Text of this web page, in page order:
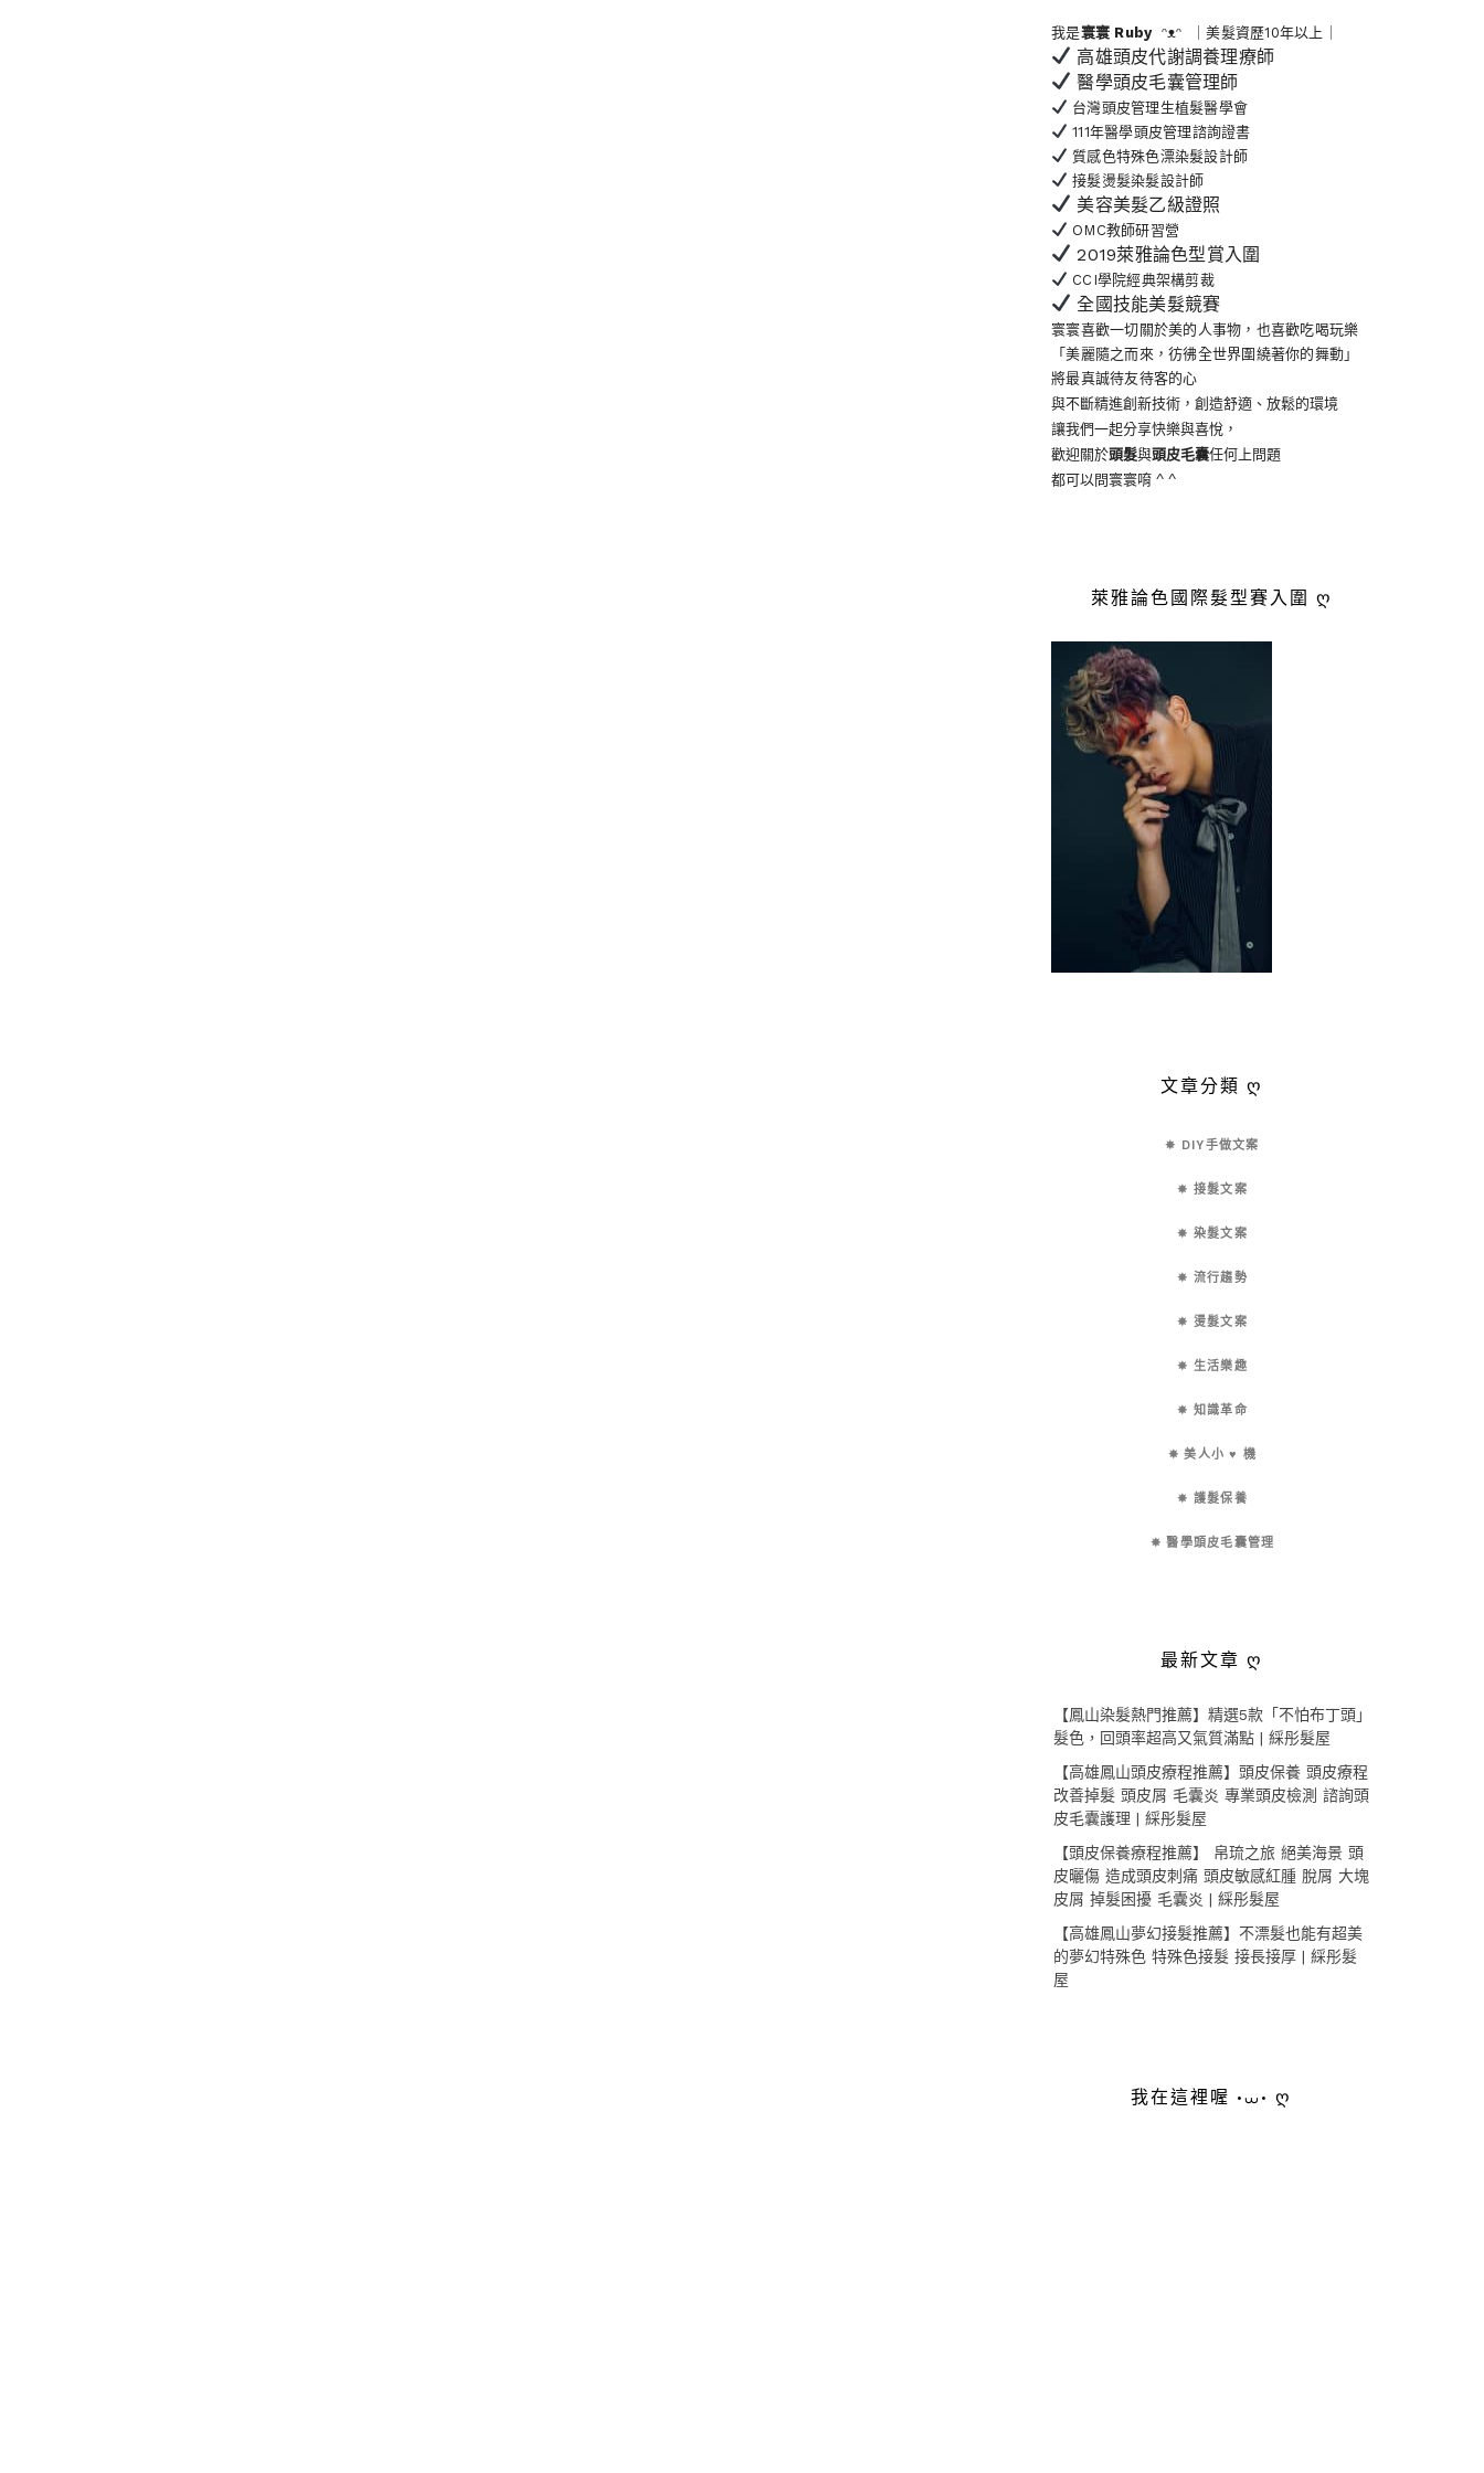
我是寰寰 Ruby ᵔᴥᵔ ｜美髮資歷10年以上｜
高雄頭皮代謝調養理療師
醫學頭皮毛囊管理師
台灣頭皮管理生植髮醫學會
111年醫學頭皮管理諮詢證書
質感色特殊色漂染髮設計師
接髮燙髮染髮設計師
美容美髮乙級證照
OMC教師研習營
2019萊雅論色型賞入圍
CCI學院經典架構剪裁
全國技能美髮競賽
寰寰喜歡一切關於美的人事物 ，也喜歡吃喝玩樂
「美麗隨之而來，彷彿全世界圍繞著你的舞動」
將最真誠待友待客的心
與不斷精進創新技術，創造舒適、放鬆的環境
讓我們一起分享快樂與喜悅，
歡迎關於頭髮與頭皮毛囊任何上問題
都可以問寰寰唷 ^ ^
萊雅論色國際髮型賽入圍 ღ
文章分類 ღ
✵ DIY手做文案
✵ 接髮文案
✵ 染髮文案
✵ 流行趨勢
✵ 燙髮文案
✵ 生活樂趣
✵ 知識革命
✵ 美人小 ♥ 機
✵ 護髮保養
✵ 醫學頭皮毛囊管理
最新文章 ღ
【鳳山染髮熱門推薦】精選5款「不怕布丁頭」
髮色，回頭率超高又氣質滿點 | 綵彤髮屋
【高雄鳳山頭皮療程推薦】頭皮保養 頭皮療程
改善掉髮 頭皮屑 毛囊炎 專業頭皮檢測 諮詢頭
皮毛囊護理 | 綵彤髮屋
【頭皮保養療程推薦】 帛琉之旅 絕美海景 頭
皮曬傷 造成頭皮刺痛 頭皮敏感紅腫 脫屑 大塊
皮屑 掉髮困擾 毛囊炎 | 綵彤髮屋
【高雄鳳山夢幻接髮推薦】不漂髮也能有超美
的夢幻特殊色 特殊色接髮 接長接厚 | 綵彤髮
屋
我在這裡喔 •⩊• ღ